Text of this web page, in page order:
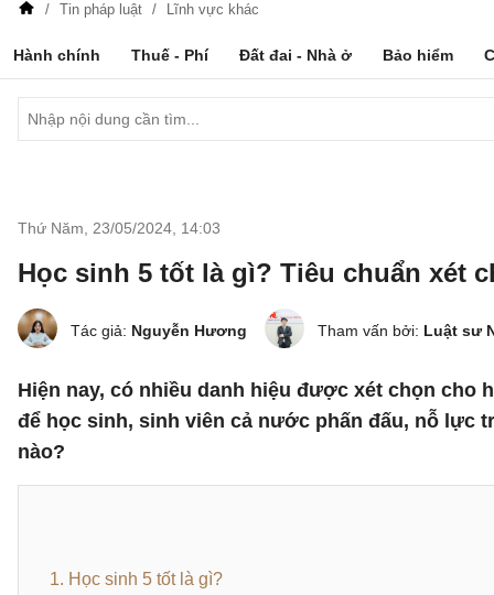
Tin pháp luật Lĩnh vực khác
Hành chính Thuế - Phí Đất đai - Nhà ở Bảo hiểm
Thứ Năm, 23/05/2024 14:03
Học sinh 5 tốt là gì? Tiêu chuẩn xét
Tác giả: Nguyễn Hương Tham vấn bởi: Luật sư
Hiện nay, có nhiều danh hiệu được xét chọn
để học sinh, sinh viên cả nước phấn đấu, nỗ lực
nào?
1. Học sinh 5 tốt là gì?